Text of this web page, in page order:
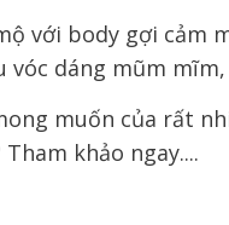
với body gợi cảm
vóc dáng mũm